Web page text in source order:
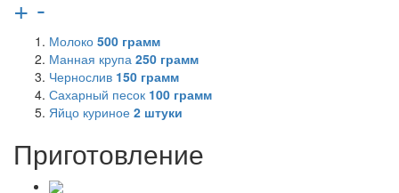
+ -
Молоко 500 грамм
Манная крупа 250 грамм
Чернослив 150 грамм
Сахарный песок 100 грамм
Яйцо куриное 2 штуки
Приготовление